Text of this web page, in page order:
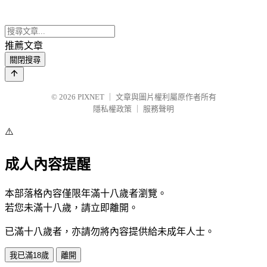
推薦文章
關閉搜尋
© 2026 PIXNET
文章與圖片權利屬原作者所有
隱私權政策
服務聲明
⚠️
成人內容提醒
本部落格內容僅限年滿十八歲者瀏覽。
若您未滿十八歲，請立即離開。
已滿十八歲者，亦請勿將內容提供給未成年人士。
我已滿18歲 離開